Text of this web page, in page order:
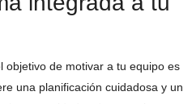
objetivo de motivar a tu equipo es
una planificación cuidadosa y un